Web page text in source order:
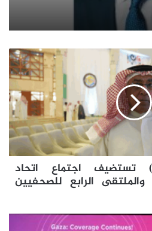
تستضيف اجتماع اتحاد
الرابع للصحفيين